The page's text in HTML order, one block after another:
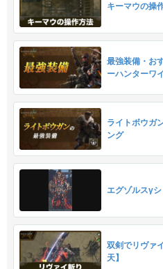
キーマウの操
最強装備・お
ーハンターワ
ライトボウガ
ング
エグゾルスγ
双剣でリヴァ
天】